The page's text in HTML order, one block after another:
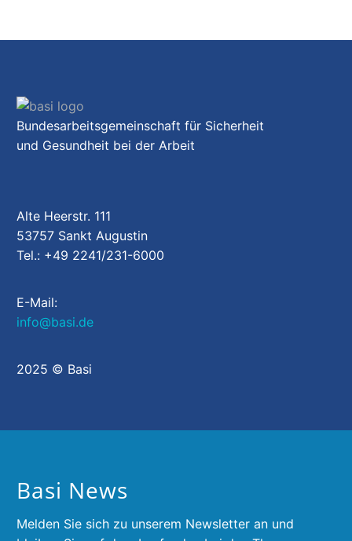
Bundesarbeitsgemeinschaft für Sicherheit
und Gesundheit bei der Arbeit
Alte Heerstr. 111
53757 Sankt Augustin
Tel.: +49 2241/231-6000
E-Mail:
info@basi.de
2025 © Basi
Basi News
Melden Sie sich zu unserem Newsletter an und